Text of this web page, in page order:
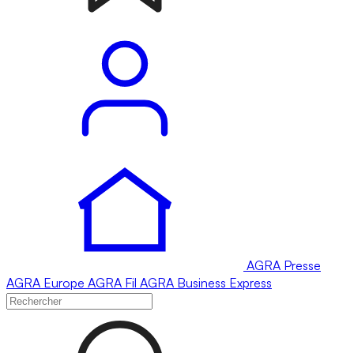
AGRA Presse
AGRA Europe AGRA Fil AGRA Business Express